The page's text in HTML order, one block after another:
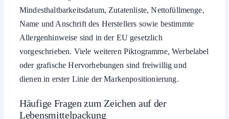
Mindesthaltbarkeitsdatum, Zutatenliste, Nettofüllmenge,
Name und Anschrift des Herstellers sowie bestimmte
Allergenhinweise sind in der EU gesetzlich
vorgeschrieben. Viele weiteren Piktogramme, Werbelabel
oder grafische Hervorhebungen sind freiwillig und
dienen in erster Linie der Markenpositionierung.
Häufige Fragen zum Zeichen auf der
Lebensmittelpackung